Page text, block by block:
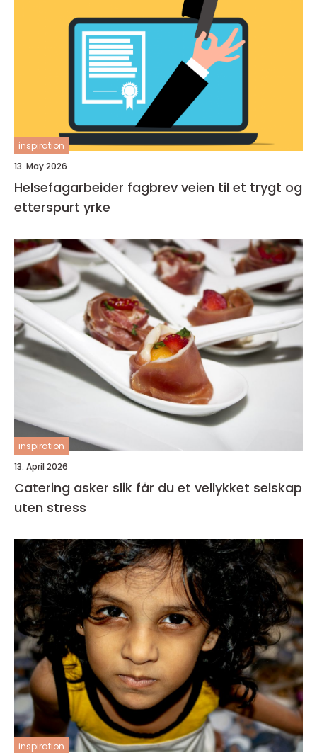
inspiration
13. May 2026
Helsefagarbeider fagbrev veien til et trygt og
etterspurt yrke
inspiration
13. April 2026
Catering asker slik får du et vellykket selskap
uten stress
inspiration